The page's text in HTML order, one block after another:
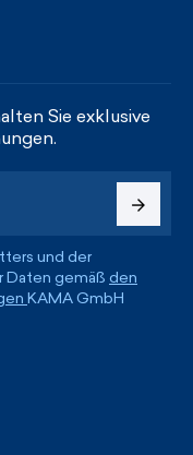
Sie exklusive
und der
Daten gemäß den
KAMA GmbH